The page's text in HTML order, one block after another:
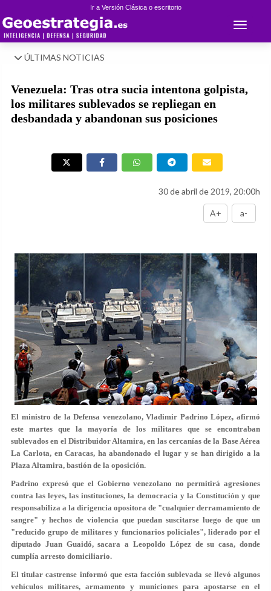
Ir a Versión Clásica o escritorio
Toggle
ÚLTIMAS NOTICIAS
Venezuela: Tras otra sucia intentona golpista,
los militares sublevados se repliegan en
desbandada y abandonan sus posiciones
30 de abril de 2019, 20:00h
A+ a-
El ministro de la Defensa venezolano, Vladimir Padrino López, afirmó
este martes que la mayoría de los militares que se encontraban
sublevados en el Distribuidor Altamira, en las cercanías de la Base Aérea
La Carlota, en Caracas, ha abandonado el lugar y se han dirigido a la
Plaza Altamira, bastión de la oposición.
Padrino expresó que el Gobierno venezolano no permitirá agresiones
contra las leyes, las instituciones, la democracia y la Constitución y que
responsabiliza a la dirigencia opositora de "cualquier derramamiento de
sangre" y hechos de violencia que puedan suscitarse luego de que un
"reducido grupo de militares y funcionarios policiales", liderado por el
diputado Juan Guaidó, sacara a Leopoldo López de su casa, donde
cumplía arresto domiciliario.
El titular castrense informó que esta facción sublevada se llevó algunos
vehículos militares, armamento y municiones para apostarse en el